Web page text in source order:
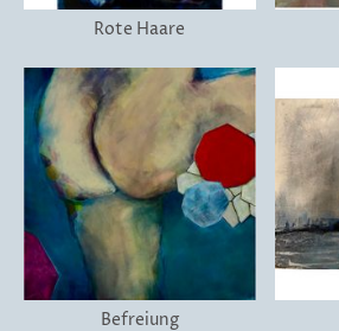
Rote Haare
Befreiung